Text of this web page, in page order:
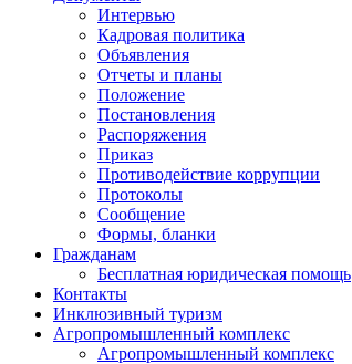
Интервью
Кадровая политика
Объявления
Отчеты и планы
Положение
Постановления
Распоряжения
Приказ
Противодействие коррупции
Протоколы
Сообщение
Формы, бланки
Гражданам
Бесплатная юридическая помощь
Контакты
Инклюзивный туризм
Агропромышленный комплекс
Агропромышленный комплекс